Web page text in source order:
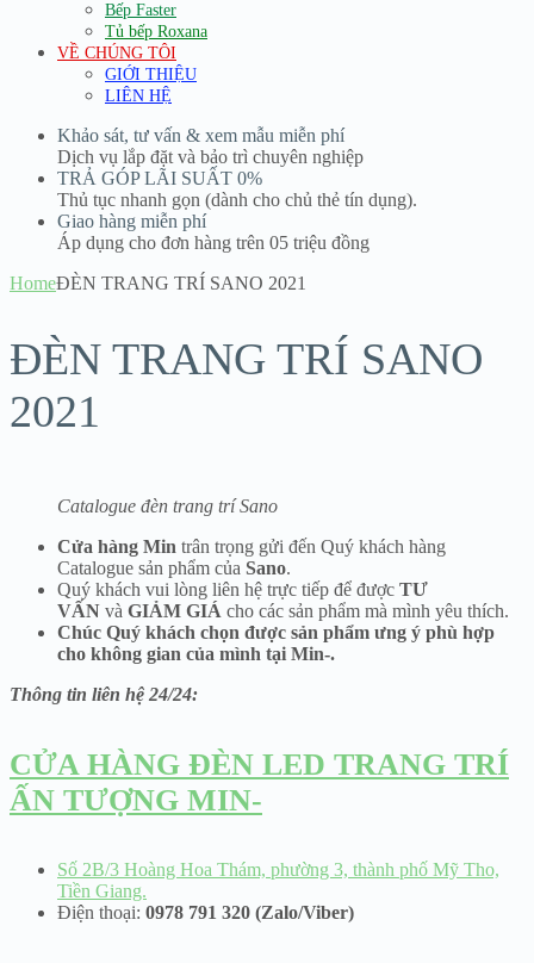
Bếp Faster
Tủ bếp Roxana
VỀ CHÚNG TÔI
GIỚI THIỆU
LIÊN HỆ
Khảo sát, tư vấn & xem mẫu miễn phí
Dịch vụ lắp đặt và bảo trì chuyên nghiệp
TRẢ GÓP LÃI SUẤT 0%
Thủ tục nhanh gọn (dành cho chủ thẻ tín dụng).
Giao hàng miễn phí
Áp dụng cho đơn hàng trên 05 triệu đồng
HomeĐÈN TRANG TRÍ SANO 2021
ĐÈN TRANG TRÍ SANO
2021
Catalogue đèn trang trí Sano
Cửa hàng Min trân trọng gửi đến Quý khách hàng
Catalogue sản phẩm của Sano.
Quý khách vui lòng liên hệ trực tiếp để được TƯ
VẤN và GIẢM GIÁ cho các sản phẩm mà mình yêu thích.
Chúc Quý khách chọn được sản phẩm ưng ý phù hợp
cho không gian của mình tại Min-.
Thông tin liên hệ 24/24:
CỬA HÀNG ĐÈN LED TRANG TRÍ
ẤN TƯỢNG MIN-
Số 2B/3 Hoàng Hoa Thám, phường 3, thành phố Mỹ Tho,
Tiền Giang.
Điện thoại: 0978 791 320 (Zalo/Viber)